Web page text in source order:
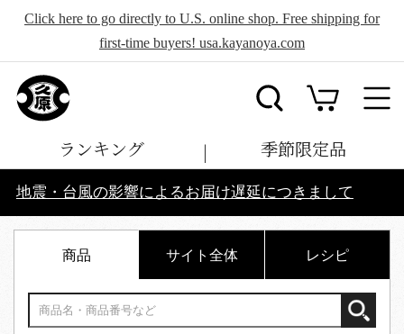
Click here to go directly to U.S. online shop. Free shipping for
first-time buyers! usa.kayanoya.com
ランキング 季節限定品
地震・台風の影響によるお届け遅延につきまして
商品 サイト全体 レシピ